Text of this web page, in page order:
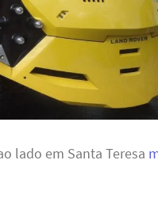
lado em Santa Teresa